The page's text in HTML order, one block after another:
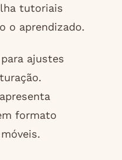
tutoriais
o aprendizado.
ajustes
formato